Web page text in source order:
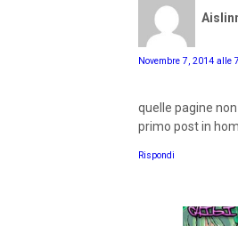
Novembre 7, 2014 alle
quelle pagine
primo post in
Rispondi